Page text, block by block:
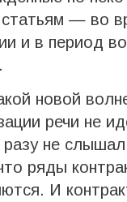
— во
и в период
новой
речи не
разу не
ряды
И